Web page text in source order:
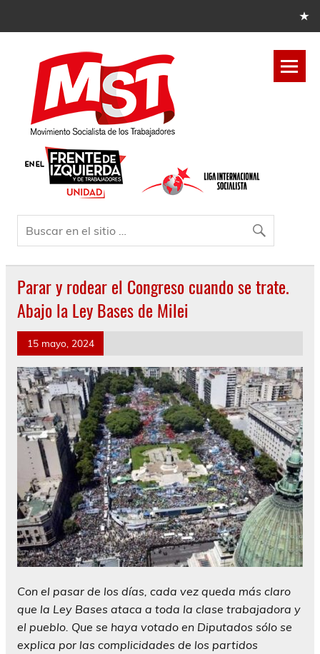
Parar y rodear el Congreso cuando se trate.
Abajo la Ley Bases de Milei
15 mayo, 2024
Con el pasar de los días, cada vez queda más claro
que la Ley Bases ataca a toda la clase trabajadora y
el pueblo. Que se haya votado en Diputados sólo se
explica por las complicidades de los partidos